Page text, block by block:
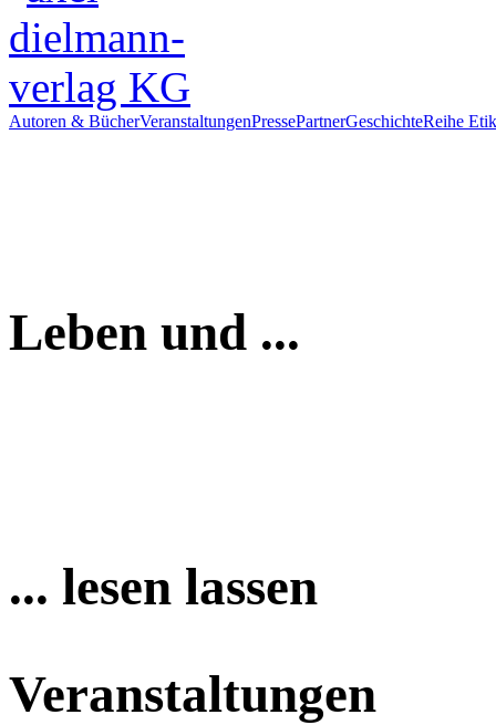
Autoren & BücherVeranstaltungenPressePartnerGeschichteReihe
Leben und ...
... lesen lassen
Veranstaltungen